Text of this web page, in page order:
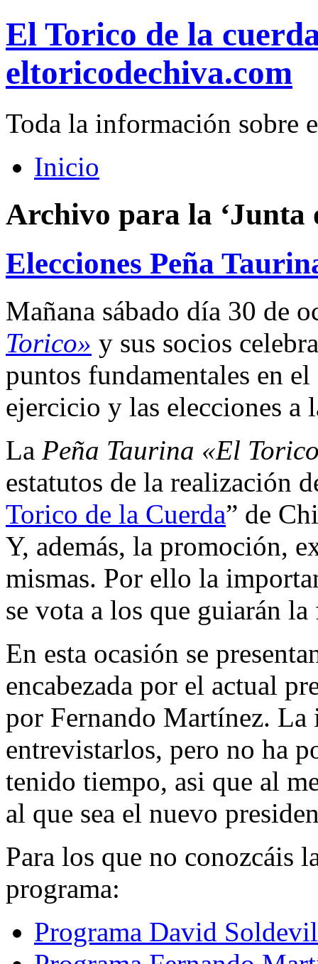
El Torico de la
eltoricodechiva.com
Toda la información sobre
Inicio
Archivo para la ‘Junta
Elecciones Peña
Mañana sábado día 30 de
Torico» y sus socios
puntos fundamentales en
ejercicio y las elecciones a
La Peña Taurina «El
estatutos de la realización
Torico de la Cuerda” de
Y, además, la promoción,
mismas. Por ello la
se vota a los que guiarán
En esta ocasión se
encabezada por el actual
por Fernando Martínez. La
entrevistarlos, pero no ha
tenido tiempo, asi que al
al que sea el nuevo
Para los que no conozcáis
programa:
Programa David